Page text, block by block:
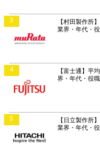
3
【村田製作所
業界・年代・
4
【富士通】平
界・年代・役
5
【日立製作所
業界・年代・